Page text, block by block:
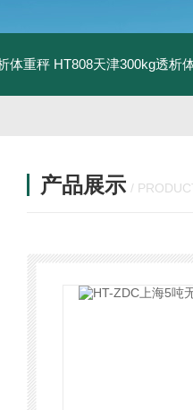
体重秤 HT808天津300kg透析
产品展示 /